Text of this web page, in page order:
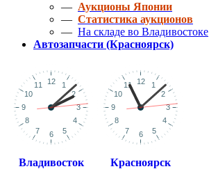
— Аукционы Японии
— Статистика аукционов
— На складе во Владивостоке
Автозапчасти (Красноярск)
Владивосток Красноярск